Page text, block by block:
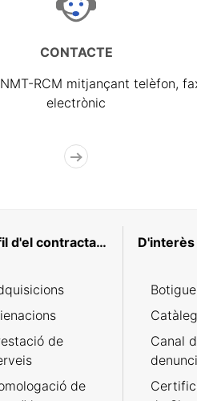
CONTACTE
RCM mitjançant telèfon,
electrònic
Perfil d'el contractant
de
de
D'interès
Catàleg
Canal